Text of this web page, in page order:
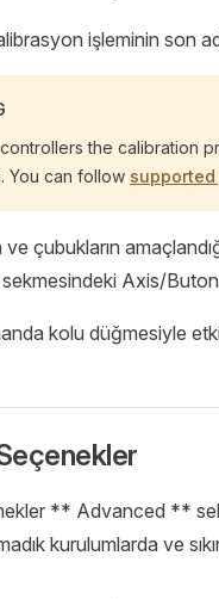
işleminin son
the calibration
You can follow
çubukların
Axis/
kolu düğmesiyle
** Advanced **
kurulumlarda ve